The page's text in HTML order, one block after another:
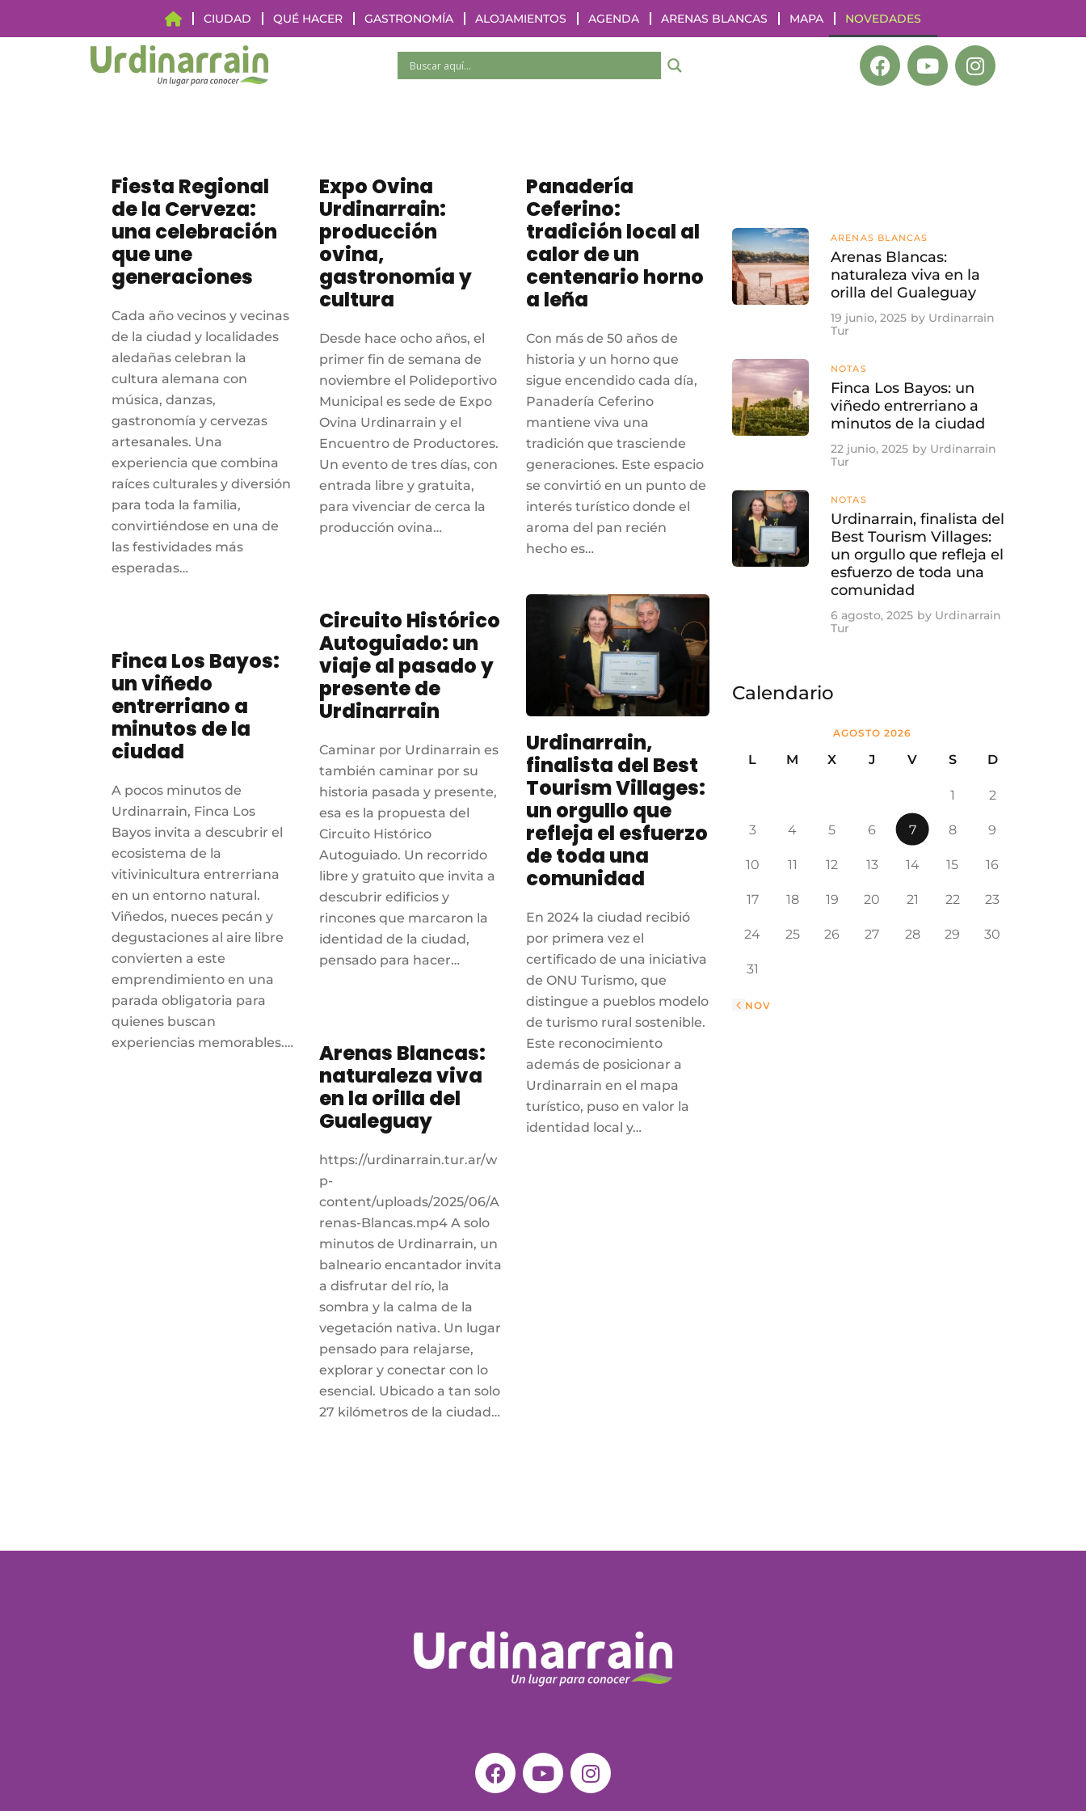
CIUDAD QUÉ HACER GASTRONOMÍA ALOJAMIENTOS AGENDA ARENAS BLANCAS MAPA NOVEDADES
Fiesta Regional
de la Cerveza:
una celebración
que une
generaciones
Cada año vecinos y vecinas
de la ciudad y localidades
aledañas celebran la
cultura alemana con
música, danzas,
gastronomía y cervezas
artesanales. Una
experiencia que combina
raíces culturales y diversión
para toda la familia,
convirtiéndose en una de
las festividades más
esperadas…
Expo Ovina
Urdinarrain:
producción
ovina,
gastronomía y
cultura
Desde hace ocho años, el
primer fin de semana de
noviembre el Polideportivo
Municipal es sede de Expo
Ovina Urdinarrain y el
Encuentro de Productores.
Un evento de tres días, con
entrada libre y gratuita,
para vivenciar de cerca la
producción ovina…
Panadería
Ceferino:
tradición local al
calor de un
centenario horno
a leña
Con más de 50 años de
historia y un horno que
sigue encendido cada día,
Panadería Ceferino
mantiene viva una
tradición que trasciende
generaciones. Este espacio
se convirtió en un punto de
interés turístico donde el
aroma del pan recién
hecho es…
Circuito Histórico
Autoguiado: un
viaje al pasado y
presente de
Urdinarrain
Caminar por Urdinarrain es
también caminar por su
historia pasada y presente,
esa es la propuesta del
Circuito Histórico
Autoguiado. Un recorrido
libre y gratuito que invita a
descubrir edificios y
rincones que marcaron la
identidad de la ciudad,
pensado para hacer…
Urdinarrain,
finalista del Best
Tourism Villages:
un orgullo que
refleja el esfuerzo
de toda una
comunidad
En 2024 la ciudad recibió
por primera vez el
certificado de una iniciativa
de ONU Turismo, que
distingue a pueblos modelo
de turismo rural sostenible.
Este reconocimiento
además de posicionar a
Urdinarrain en el mapa
turístico, puso en valor la
identidad local y…
Finca Los Bayos:
un viñedo
entrerriano a
minutos de la
ciudad
A pocos minutos de
Urdinarrain, Finca Los
Bayos invita a descubrir el
ecosistema de la
vitivinicultura entrerriana
en un entorno natural.
Viñedos, nueces pecán y
degustaciones al aire libre
convierten a este
emprendimiento en una
parada obligatoria para
quienes buscan
experiencias memorables.…
Arenas Blancas:
naturaleza viva
en la orilla del
Gualeguay
https://urdinarrain.tur.ar/w
p-
content/uploads/2025/06/A
renas-Blancas.mp4 A solo
minutos de Urdinarrain, un
balneario encantador invita
a disfrutar del río, la
sombra y la calma de la
vegetación nativa. Un lugar
pensado para relajarse,
explorar y conectar con lo
esencial. Ubicado a tan solo
27 kilómetros de la ciudad…
ARENAS BLANCAS
Arenas Blancas:
naturaleza viva en la
orilla del Gualeguay
19 junio, 2025 by Urdinarrain
Tur
NOTAS
Finca Los Bayos: un
viñedo entrerriano a
minutos de la ciudad
22 junio, 2025 by Urdinarrain
Tur
NOTAS
Urdinarrain, finalista del
Best Tourism Villages:
un orgullo que refleja el
esfuerzo de toda una
comunidad
6 agosto, 2025 by Urdinarrain
Tur
Calendario
AGOSTO 2026
L M X J V S D
1 2
3 4 5 6 7 8 9
10 11 12 13 14 15 16
17 18 19 20 21 22 23
24 25 26 27 28 29 30
31
« NOV